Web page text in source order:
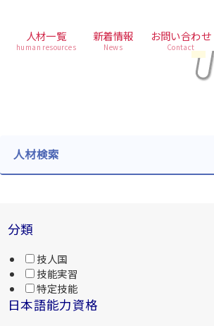
人材一覧
human resources
新着情報
News
お問い合わせ
Contact
人材検索
分類
技人国
技能実習
特定技能
日本語能力資格